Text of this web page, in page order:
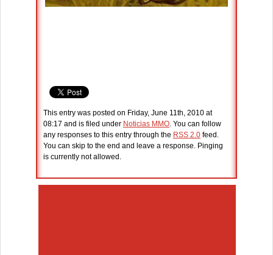
This entry was posted on Friday, June 11th, 2010 at
08:17 and is filed under Noticias MMO. You can follow
any responses to this entry through the RSS 2.0 feed.
You can skip to the end and leave a response. Pinging
is currently not allowed.